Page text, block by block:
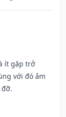
ít gặp trở
với đó âm